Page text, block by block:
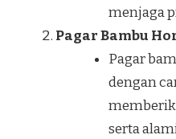
menjaga
Pagar Bambu
Pagar
dengan
serta